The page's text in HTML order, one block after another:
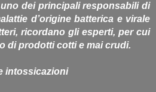
dei principali responsabili di
d’origine batterica e virale
ricordano gli esperti, per cui
di prodotti cotti e mai crudi.
intossicazioni